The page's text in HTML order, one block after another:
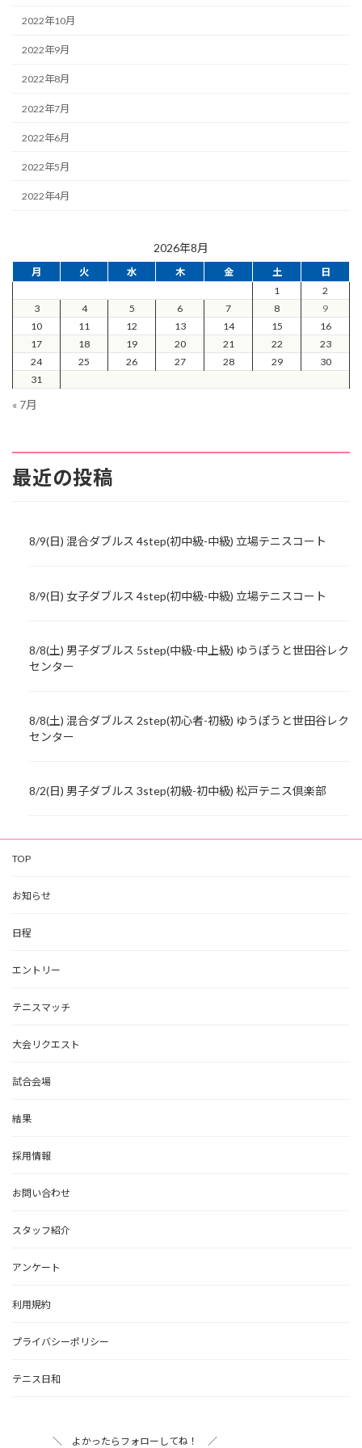
2022年10月
2022年9月
2022年8月
2022年7月
2022年6月
2022年5月
2022年4月
2026年8月
月 火 水 木 金 土
日
1
2
3
4 5 6 7 8
9
10
11 12 13 14 15
16
17
18 19 20 21 22
23
24
25 26 27 28 29
30
31
« 7月
最近の投稿
8/9(日) 混合ダブルス 4step(初中級-中級) 立場テニスコート
8/9(日) 女子ダブルス 4step(初中級-中級) 立場テニスコート
8/8(土) 男子ダブルス 5step(中級-中上級) ゆうぽうと世田谷レク
センター
8/8(土) 混合ダブルス 2step(初心者-初級) ゆうぽうと世田谷レク
センター
8/2(日) 男子ダブルス 3step(初級-初中級) 松戸テニス倶楽部
TOP
お知らせ
日程
エントリー
テニスマッチ
大会リクエスト
試合会場
結果
採用情報
お問い合わせ
スタッフ紹介
アンケート
利用規約
プライバシーポリシー
テニス日和
＼ よかったらフォローしてね！ ／